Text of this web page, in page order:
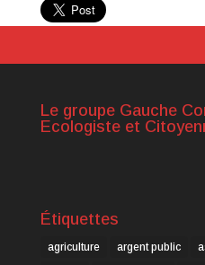
Le groupe Gauche
Ecologiste et
Étiquettes
agriculture argent public